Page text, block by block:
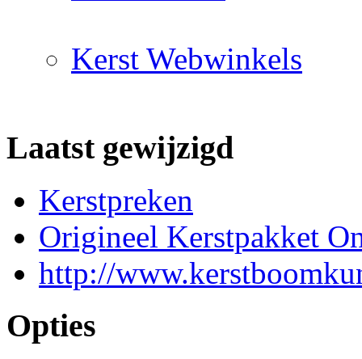
Kerst Webwinkels
Laatst gewijzigd
Kerstpreken
Origineel Kerstpakket
http://
Opties